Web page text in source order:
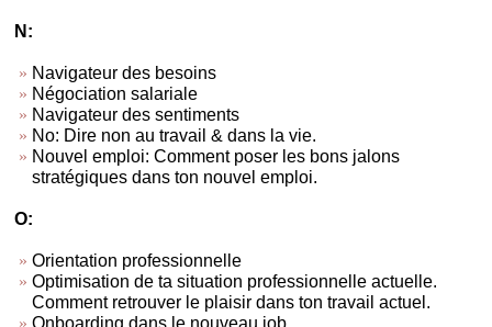
N:
Navigateur des besoins
Négociation salariale
Navigateur des sentiments
No: Dire non au travail & dans la vie.
Nouvel emploi: Comment poser les bons jalons
stratégiques dans ton nouvel emploi.
O:
Orientation professionnelle
Optimisation de ta situation professionnelle actuelle.
Comment retrouver le plaisir dans ton travail actuel.